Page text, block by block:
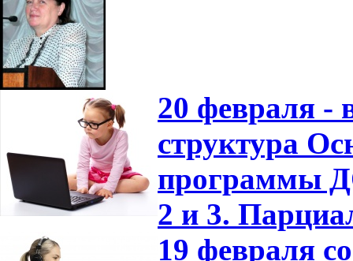
20 февраля -
структура
программы
2 и 3.
19 февраля